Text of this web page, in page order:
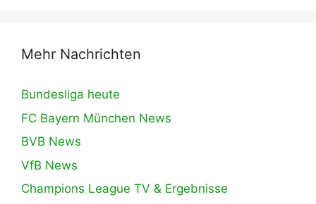
Mehr Nachrichten
Bundesliga heute
FC Bayern München News
BVB News
VfB News
Champions League TV & Ergebnisse